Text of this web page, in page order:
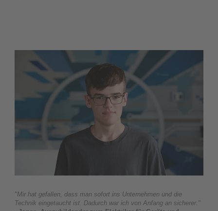
"Mir hat gefallen, dass man sofort ins Unternehmen und die
Technik eingetaucht ist. Dadurch war ich von Anfang an sicherer."